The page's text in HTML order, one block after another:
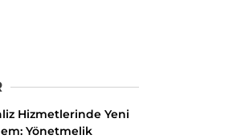
Hizmetlerinde Yeni
Yönetmelik